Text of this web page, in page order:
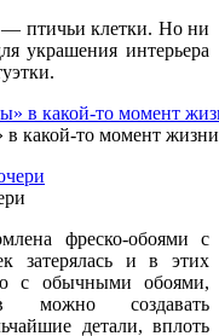
птичьи клетки. Но ни
украшения интерьера
какой-то момент
фреско-обоями с
затерялась и в этих
с обычными обоями,
можно создавать
детали, вплоть